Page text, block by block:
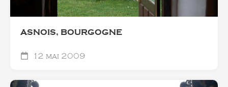
ASNOIS, BOURGOGNE
12 mai 2009